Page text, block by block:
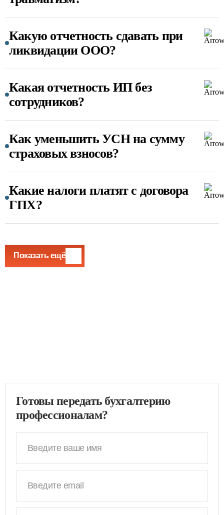
Какую отчетность сдавать при
ликвидации ООО?
Какая отчетность ИП без
сотрудников?
Как уменьшить УСН на сумму
страховых взносов?
Какие налоги платят с договора
ГПХ?
Показать ещё
Готовы передать бухгалтерию
профессионалам?